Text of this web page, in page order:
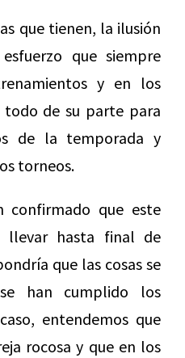
que tienen, la ilusión
que siempre
y en los
de su parte para
de la temporada y
torneos.
confirmado que este
llevar hasta final de
que las cosas se
han cumplido los
entendemos que
rocosa y que en los